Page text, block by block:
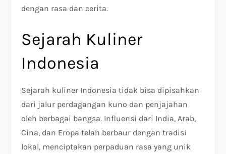
dengan rasa dan cerita.
Sejarah Kuliner
Indonesia
Sejarah kuliner Indonesia tidak bisa dipisahkan
dari jalur perdagangan kuno dan penjajahan
oleh berbagai bangsa. Influensi dari India, Arab,
Cina, dan Eropa telah berbaur dengan tradisi
lokal, menciptakan perpaduan rasa yang unik